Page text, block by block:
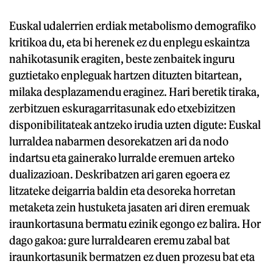
Euskal udalerrien erdiak metabolismo demografiko
kritikoa du, eta bi herenek ez du enplegu eskaintza
nahikotasunik eragiten, beste zenbaitek inguru
guztietako enpleguak hartzen dituzten bitartean,
milaka desplazamendu eraginez. Hari beretik tiraka,
zerbitzuen eskuragarritasunak edo etxebizitzen
disponibilitateak antzeko irudia uzten digute: Euskal
lurraldea nabarmen desorekatzen ari da nodo
indartsu eta gainerako lurralde eremuen arteko
dualizazioan. Deskribatzen ari garen egoera ez
litzateke deigarria baldin eta desoreka horretan
metaketa zein hustuketa jasaten ari diren eremuak
iraunkortasuna bermatu ezinik egongo ez balira. Hor
dago gakoa: gure lurraldearen eremu zabal bat
iraunkortasunik bermatzen ez duen prozesu bat eta